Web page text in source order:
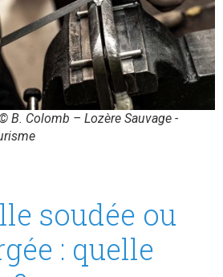
B. Colomb – Lozère Sauvage -
soudée ou
: quelle